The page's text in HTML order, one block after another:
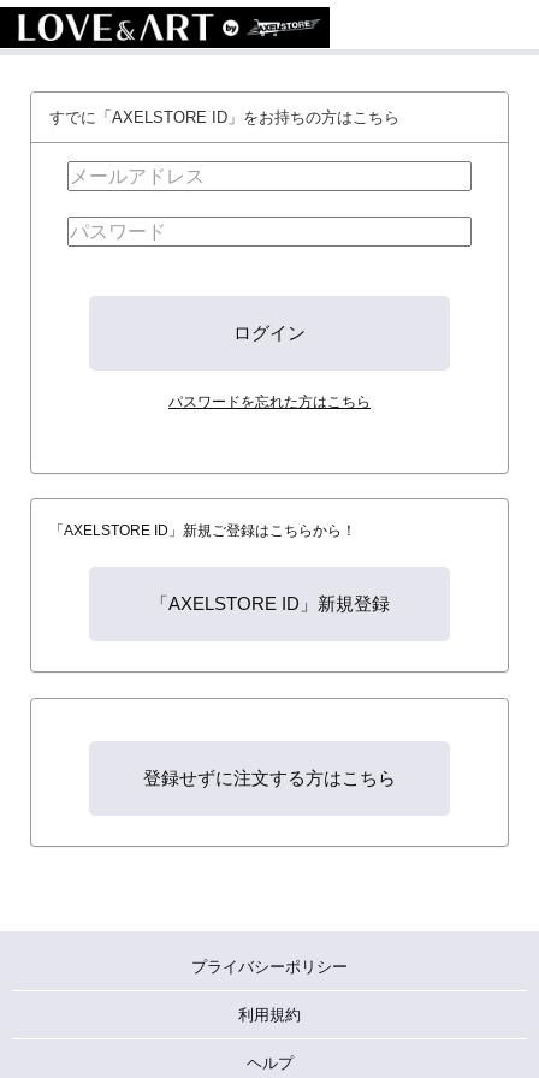
すでに「AXELSTORE ID」をお持ちの方はこちら
パスワードを忘れた方はこちら
「AXELSTORE ID」新規ご登録はこちらから！